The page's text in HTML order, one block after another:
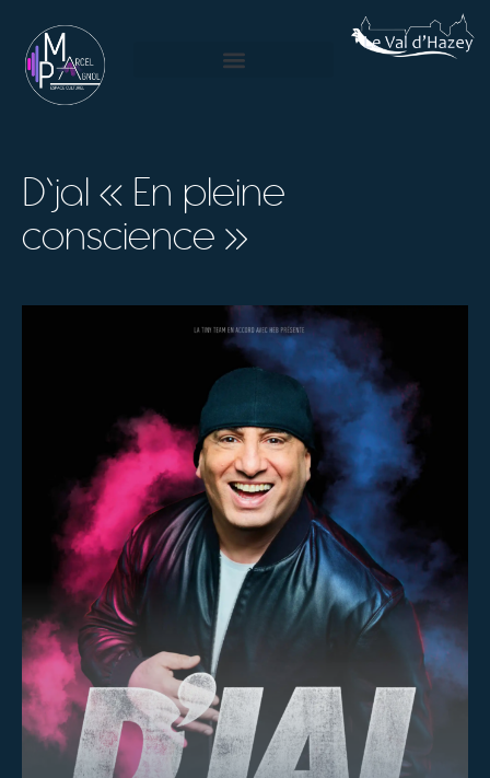
D’jal « En pleine
conscience »